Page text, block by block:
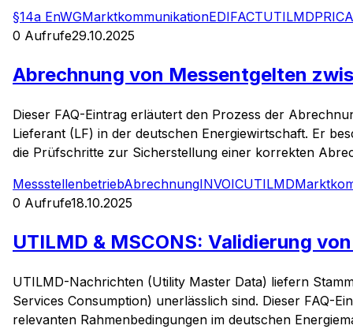
§14a EnWGMarktkommunikationEDIFACTUTILMD
0 Aufrufe29.10.2025
Abrechnung von Messentgelten
Dieser FAQ-Eintrag erläutert den Prozess der
Lieferant (LF) in der deutschen Energiewirtschaft. Er
die Prüfschritte zur Sicherstellung einer korrekten
MessstellenbetriebAbrechnungINVOICUTILMD
0 Aufrufe18.10.2025
UTILMD & MSCONS: Validierung
UTILMD-Nachrichten (Utility Master Data) liefern
Services Consumption) unerlässlich sind. Dieser FAQ-
relevanten Rahmenbedingungen im deutschen